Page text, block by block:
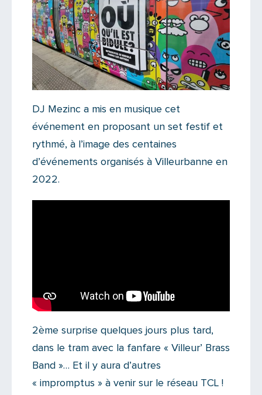
DJ Mezinc a mis en musique cet
événement en proposant un set festif et
rythmé, à l’image des centaines
d’événements organisés à Villeurbanne en
2022.
2ème surprise quelques jours plus tard,
dans le tram avec la fanfare « Villeur’ Brass
Band »… Et il y aura d’autres
« impromptus » à venir sur le réseau TCL !